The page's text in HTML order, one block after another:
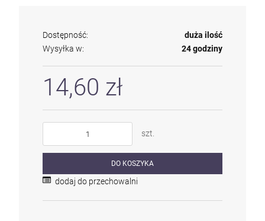
Dostępność:
duża ilość
Wysyłka w:
24 godziny
14,60 zł
szt.
DO KOSZYKA
dodaj do przechowalni